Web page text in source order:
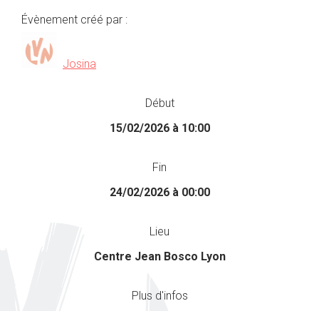
Évènement créé par :
Josina
Début
15/02/2026 à 10:00
Fin
24/02/2026 à 00:00
Lieu
Centre Jean Bosco Lyon
Plus d'infos